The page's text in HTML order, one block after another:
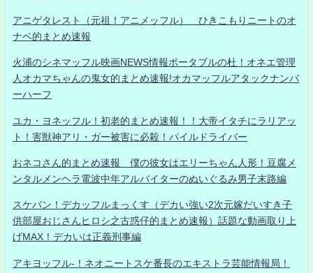
アニゲタレスト（元祖！アニメッフル） ひきこもりニートのオ
ナベ的まとめ速報
火浦のシネマッフル映画NEWS情報ポータブルの杜！オネエ管理
人オカマちゃんの鬼女的まとめ速報!オカマッフルアタックナンバ
ーハーフ
ユカ・ヨネッフル！初老的まとめ速報！！大帝イタチにラリアッ
ト！害獣神アリ・ガー被害に必殺！パイルドライバー
おネコさん的まとめ速報 僕の彼女はエリーちゃん人形！豆腐メ
ンタルメンヘラ電波中年アルバイターのぬいぐるみ男子末路編
スケバン！デカッフルまっくす（デカい強い2次元嫁だいすき子
供部屋おじさんヒロシ之古惑仔的まとめ速報）話題な動画取り上
げMAX！デカいは正義刑事編
アキヨッフル-！ネオニートスケ番長のエキストラ芸能情報局！